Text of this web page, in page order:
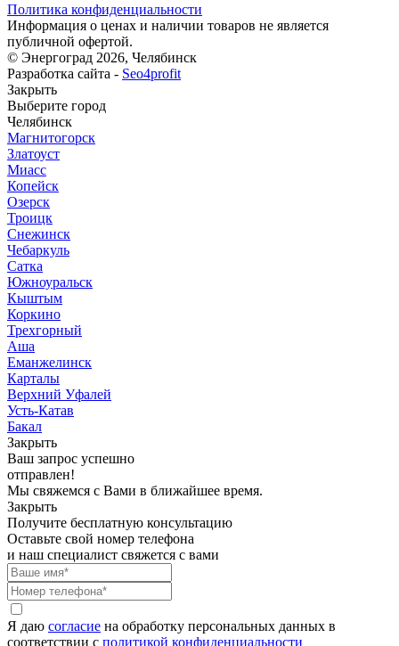
Политика конфиденциальности
Информация о ценах и наличии товаров не является
публичной офертой.
© Энергоград 2026, Челябинск
Разработка сайта - Seo4profit
Закрыть
Выберите город
Челябинск
Магнитогорск
Златоуст
Миасс
Копейск
Озерск
Троицк
Снежинск
Чебаркуль
Сатка
Южноуральск
Кыштым
Коркино
Трехгорный
Аша
Еманжелинск
Карталы
Верхний Уфалей
Усть-Катав
Бакал
Закрыть
Ваш запрос успешно
отправлен!
Мы свяжемся с Вами в ближайшее время.
Закрыть
Получите бесплатную консультацию
Оставьте свой номер телефона
и наш специалист свяжется с вами
Я даю согласие на обработку персональных данных в
соответствии с политикой конфиденциальности